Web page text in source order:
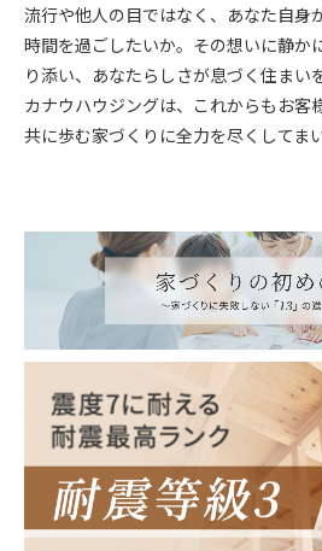
流行や他人の目ではなく、あなた自身
時間を過ごしたいか。その想いに静か
り添い、あなたらしさが息づく住まい
カナウハウジングは、これからもお客
共に歩む家づくりに全力を尽くしてま